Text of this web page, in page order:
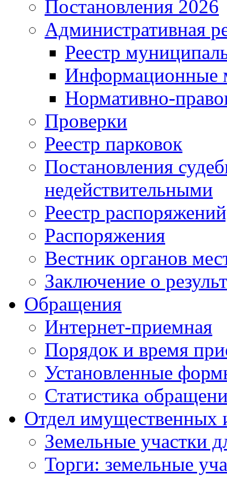
Постановления 2026
Административная
Реестр
Информационные
Нормативно-
Проверки
Реестр парковок
Постановления
недействительными
Реестр
Распоряжения
Вестник органов
Заключение о
Обращения
Интернет-приемная
Порядок и время
Установленные
Статистика
Отдел имущественных
Земельные участки
Торги: земельные